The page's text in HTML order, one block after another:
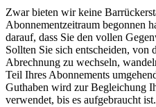
Zwar bieten wir keine
Abonnementzeitraum begonnen
darauf, dass Sie den vollen
Sollten Sie sich entscheiden, von
Abrechnung zu wechseln,
Teil Ihres Abonnements
Guthaben wird zur Begleichung
verwendet, bis es aufgebraucht ist.